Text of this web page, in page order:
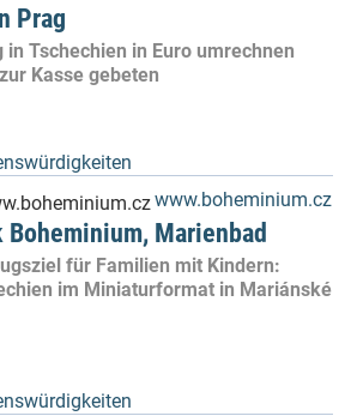
Prag
in Tschechien in Euro umrechnen
Kasse gebeten
www.boheminium.cz
Boheminium, Marienbad
für Familien mit Kindern:
im Miniaturformat in Mariánské